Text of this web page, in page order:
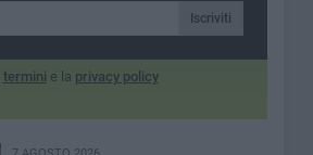
Iscriviti
termini e la privacy policy